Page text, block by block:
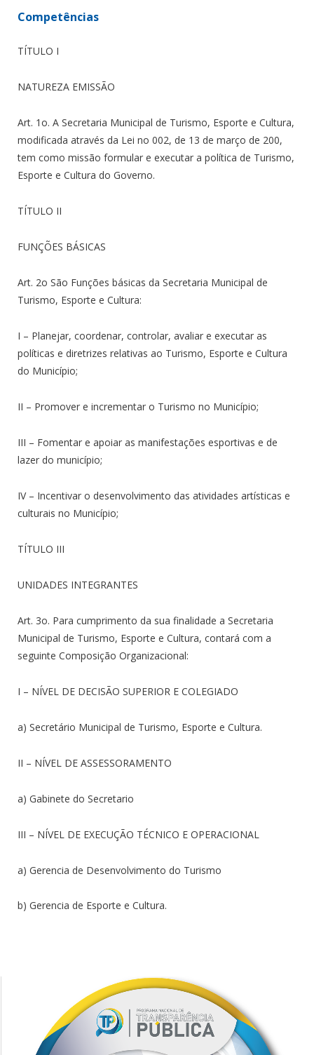
Competências
TÍTULO I
NATUREZA EMISSÃO
Art. 1o. A Secretaria Municipal de Turismo, Esporte e Cultura,
modificada através da Lei no 002, de 13 de março de 200,
tem como missão formular e executar a política de Turismo,
Esporte e Cultura do Governo.
TÍTULO II
FUNÇÕES BÁSICAS
Art. 2o São Funções básicas da Secretaria Municipal de
Turismo, Esporte e Cultura:
I – Planejar, coordenar, controlar, avaliar e executar as
políticas e diretrizes relativas ao Turismo, Esporte e Cultura
do Município;
II – Promover e incrementar o Turismo no Município;
III – Fomentar e apoiar as manifestações esportivas e de
lazer do município;
IV – Incentivar o desenvolvimento das atividades artísticas e
culturais no Município;
TÍTULO III
UNIDADES INTEGRANTES
Art. 3o. Para cumprimento da sua finalidade a Secretaria
Municipal de Turismo, Esporte e Cultura, contará com a
seguinte Composição Organizacional:
I – NÍVEL DE DECISÃO SUPERIOR E COLEGIADO
a) Secretário Municipal de Turismo, Esporte e Cultura.
II – NÍVEL DE ASSESSORAMENTO
a) Gabinete do Secretario
III – NÍVEL DE EXECUÇÃO TÉCNICO E OPERACIONAL
a) Gerencia de Desenvolvimento do Turismo
b) Gerencia de Esporte e Cultura.